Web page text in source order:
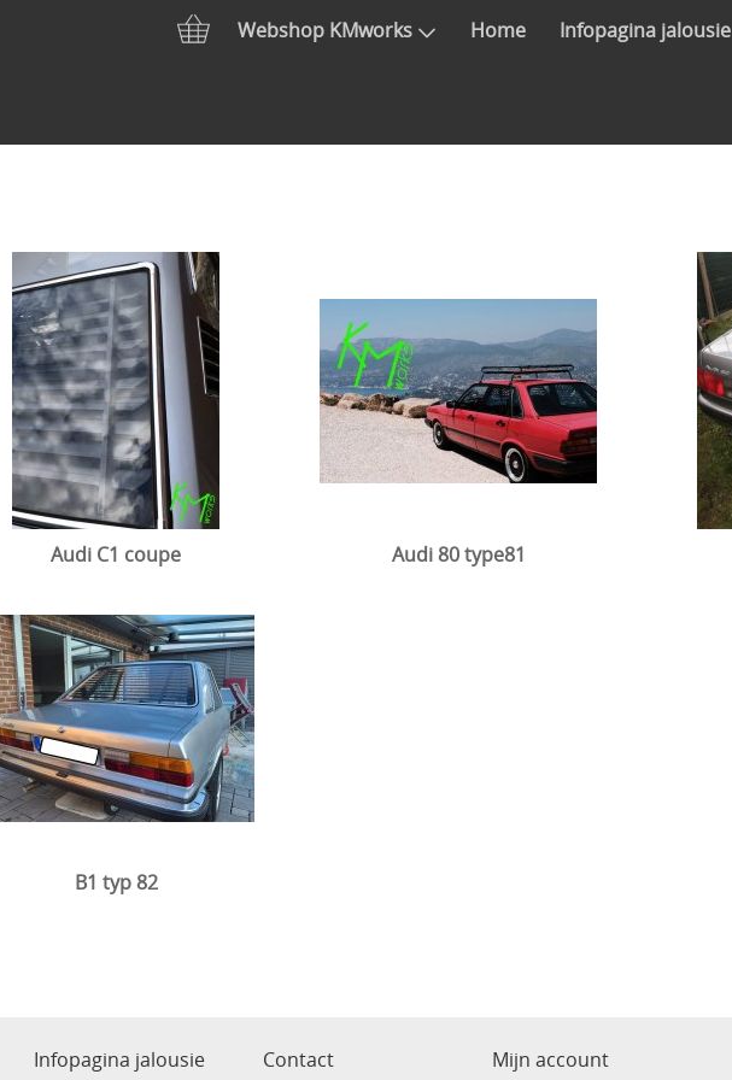
Webshop KMworks Home Infopagina jalousie
Audi C1 coupe Audi 80 type81
B1 typ 82
Infopagina jalousie Contact Mijn account